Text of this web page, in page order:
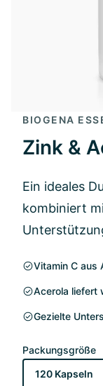
BIOGENA
Zink &
Ein ideales
kombiniert
Vitamin C aus
Acerola liefert
Gezielte
Packungsgröße
120 Kapseln